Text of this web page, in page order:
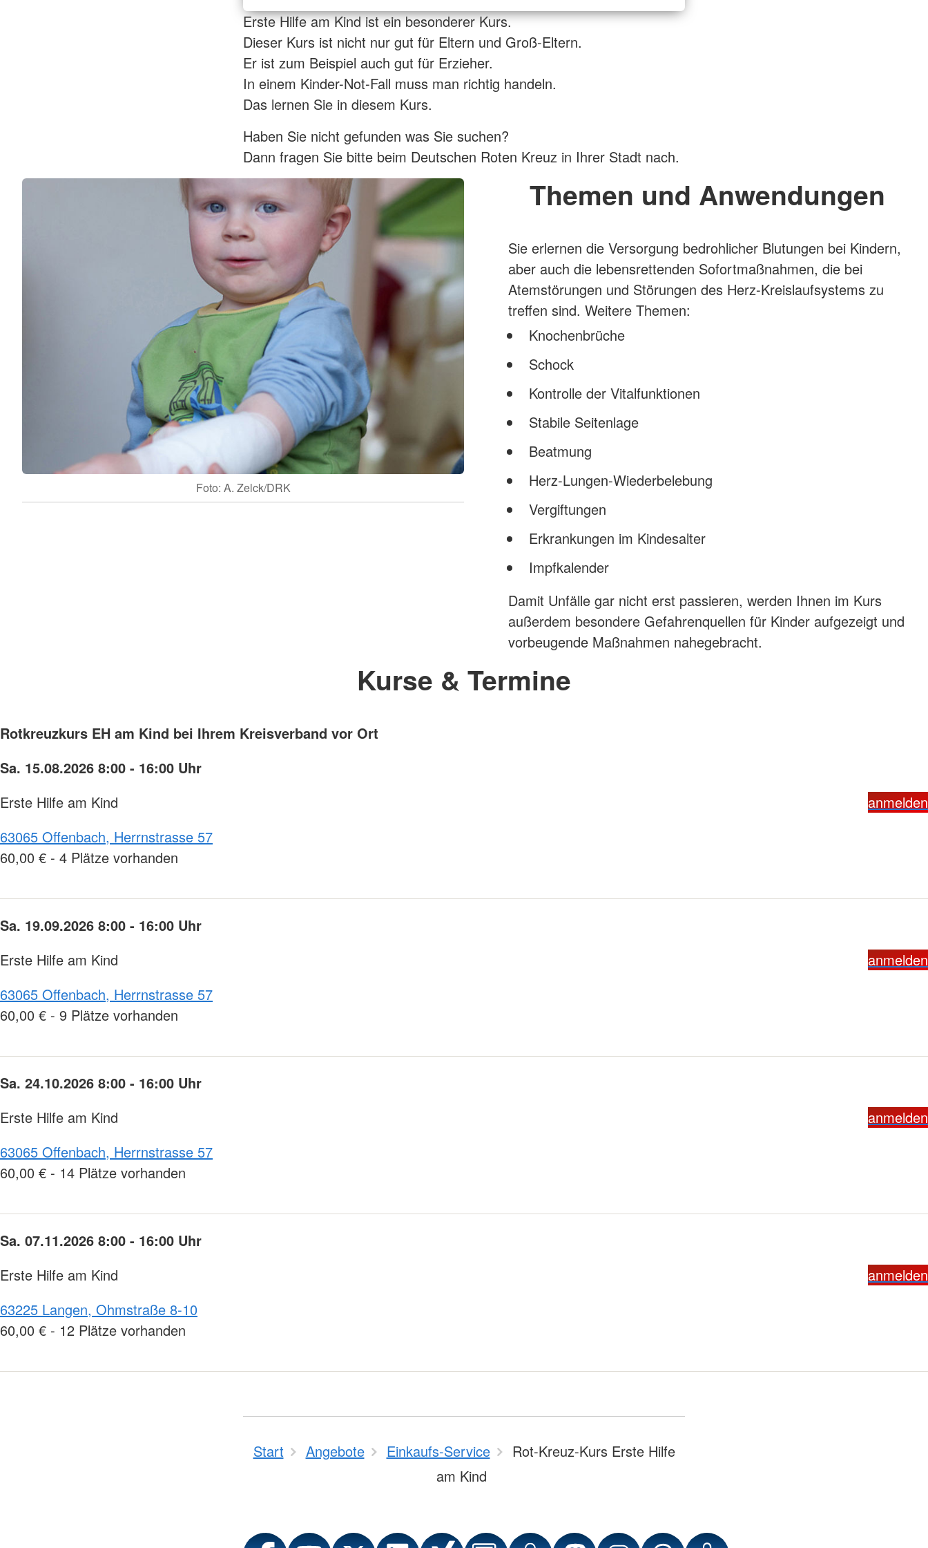
Erste Hilfe am Kind ist ein besonderer Kurs.
Dieser Kurs ist nicht nur gut für Eltern und Groß-Eltern.
Er ist zum Beispiel auch gut für Erzieher.
In einem Kinder-Not-Fall muss man richtig handeln.
Das lernen Sie in diesem Kurs.
Haben Sie nicht gefunden was Sie suchen?
Dann fragen Sie bitte beim Deutschen Roten Kreuz in Ihrer Stadt nach.
Foto: A. Zelck/DRK
Themen und Anwendungen
Sie erlernen die Versorgung bedrohlicher Blutungen bei Kindern,
aber auch die lebensrettenden Sofortmaßnahmen, die bei
Atemstörungen und Störungen des Herz-Kreislaufsystems zu
treffen sind. Weitere Themen:
Knochenbrüche
Schock
Kontrolle der Vitalfunktionen
Stabile Seitenlage
Beatmung
Herz-Lungen-Wiederbelebung
Vergiftungen
Erkrankungen im Kindesalter
Impfkalender
Damit Unfälle gar nicht erst passieren, werden Ihnen im Kurs
außerdem besondere Gefahrenquellen für Kinder aufgezeigt und
vorbeugende Maßnahmen nahegebracht.
Kurse & Termine
Rotkreuzkurs EH am Kind bei Ihrem Kreisverband vor Ort
Sa. 15.08.2026 8:00 - 16:00 Uhr
Erste Hilfe am Kind
anmelden
63065 Offenbach, Herrnstrasse 57
60,00 € - 4 Plätze vorhanden
Sa. 19.09.2026 8:00 - 16:00 Uhr
Erste Hilfe am Kind
anmelden
63065 Offenbach, Herrnstrasse 57
60,00 € - 9 Plätze vorhanden
Sa. 24.10.2026 8:00 - 16:00 Uhr
Erste Hilfe am Kind
anmelden
63065 Offenbach, Herrnstrasse 57
60,00 € - 14 Plätze vorhanden
Sa. 07.11.2026 8:00 - 16:00 Uhr
Erste Hilfe am Kind
anmelden
63225 Langen, Ohmstraße 8-10
60,00 € - 12 Plätze vorhanden
Start Angebote Einkaufs-Service
Rot-Kreuz-Kurs Erste Hilfe
am Kind